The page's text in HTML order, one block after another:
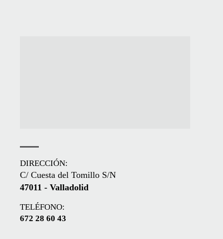
DIRECCIÓN:
C/ Cuesta del Tomillo S/N
47011 - Valladolid
TELÉFONO:
672 28 60 43